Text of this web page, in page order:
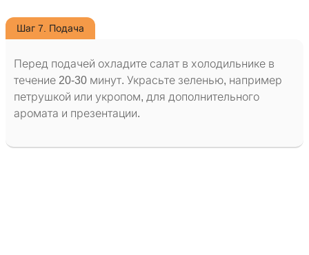
Шаг 7. Подача
Перед подачей охладите салат в холодильнике в
течение 20-30 минут. Украсьте зеленью, например
петрушкой или укропом, для дополнительного
аромата и презентации.